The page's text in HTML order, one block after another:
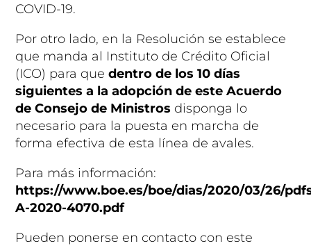
COVID-19.
Por otro lado, en la Resolución se establece
que manda al Instituto de Crédito Oficial
(ICO) para quedentro de los 10 días
siguientes a la adopción de este Acuerdo
de Consejo de Ministros disponga lo
necesario para la puesta en marcha de
forma efectiva de esta línea de avales.
Para más información:
https://www.boe.es/boe/dias/2020/03/26/
A-2020-4070.pdf
Pueden ponerse en contacto con este